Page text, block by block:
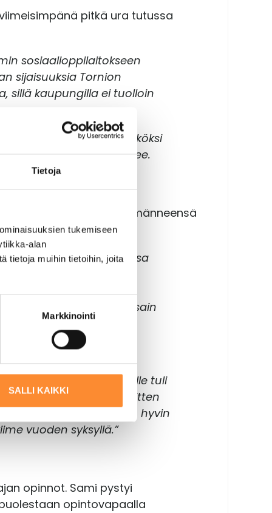
Tietoja
tukemiseen
alan
tietoja muihin tietoihin, joita
Markkinointi
SALLI KAIKKI
pitkä ura tutussa
sosiaalioppilaitokseen
sijaisuuksia Tornion
sillä kaupungilla ei tuolloin
lopulta ravintolapäälliköksi
Sari laskee.
Sami kertoo törmänneensä
Kävin muutamassa
saman tien
hieman kömpelyyksiä, sain
tiennyt, mitä. Meille tuli
nuoriso-ohjaaja. Sain sitten
se, että satun asumaan hyvin
vuoden syksyllä.”
opinnot. Sami pystyi
opintovapaalla